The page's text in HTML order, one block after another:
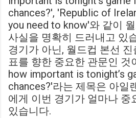
chances?', 'Republic of
you need to know'와 같이
사실을 명확히 드러내고 있
경기가 아닌, 월드컵 본선
표를 향한 중요한 관문인 것
how important is tonight’s
chances?'라는 제목은 아일
에게 이번 경기가 얼마나 중
있습니다.